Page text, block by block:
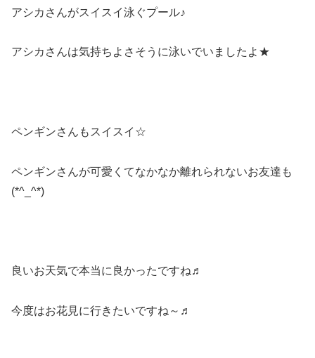
アシカさんがスイスイ泳ぐプール♪
アシカさんは気持ちよさそうに泳いでいましたよ★
ペンギンさんもスイスイ☆
ペンギンさんが可愛くてなかなか離れられないお友達も
(*^_^*)
良いお天気で本当に良かったですね♬
今度はお花見に行きたいですね～♬